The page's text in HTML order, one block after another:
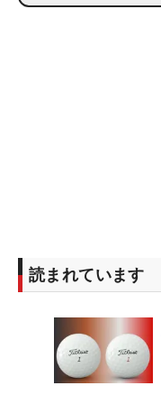
読まれています